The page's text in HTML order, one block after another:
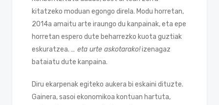
kitatzeko moduan egongo direla. Modu horretan,
2014a amaitu arte iraungo du kanpainak, eta epe
horretan espero dute beharrezko kuota guztiak
eskuratzea. … eta urte askotarako!izenagaz
bataiatu dute kanpaina.
Diru ekarpenak egiteko aukera bi eskaini dituzte.
Gainera, sasoi ekonomikoa kontuan hartuta,